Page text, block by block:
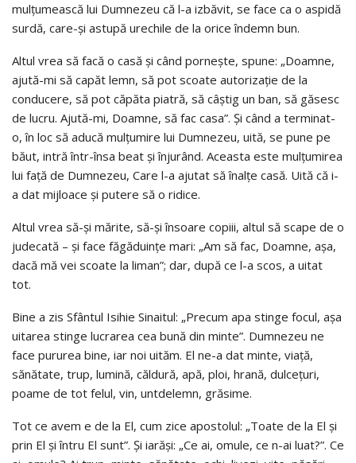
mulţumească lui Dumnezeu că l-a izbăvit, se face ca o aspidă
surdă, care-şi astupă urechile de la orice îndemn bun.
Altul vrea să facă o casă şi când porneşte, spune: „Doamne,
ajută-mi să capăt lemn, să pot scoate autorizaţie de la
conducere, să pot căpăta piatră, să câştig un ban, să găsesc
de lucru. Ajută-mi, Doamne, să fac casa”. Şi când a terminat-
o, în loc să aducă mulţumire lui Dumnezeu, uită, se pune pe
băut, intră într-însa beat şi înjurând. Aceasta este mulţumirea
lui faţă de Dumnezeu, Care l-a ajutat să înalţe casă. Uită că i-
a dat mijloace şi putere să o ridice.
Altul vrea să-şi mărite, să-şi însoare copiii, altul să scape de o
judecată – şi face făgăduinţe mari: „Am să fac, Doamne, aşa,
dacă mă vei scoate la liman”; dar, după ce l-a scos, a uitat
tot.
Bine a zis Sfântul Isihie Sinaitul: „Precum apa stinge focul, aşa
uitarea stinge lucrarea cea bună din minte”. Dumnezeu ne
face pururea bine, iar noi uităm. El ne-a dat minte, viaţă,
sănătate, trup, lumină, căldură, apă, ploi, hrană, dulceţuri,
poame de tot felul, vin, untdelemn, grăsime.
Tot ce avem e de la El, cum zice apostolul: „Toate de la El şi
prin El şi întru El sunt”. Şi iarăşi: „Ce ai, omule, ce n-ai luat?”. Ce